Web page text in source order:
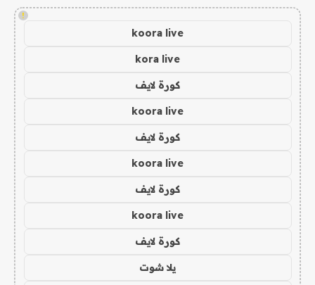
!
koora live
kora live
كورة لايف
koora live
كورة لايف
koora live
كورة لايف
koora live
كورة لايف
يلا شوت